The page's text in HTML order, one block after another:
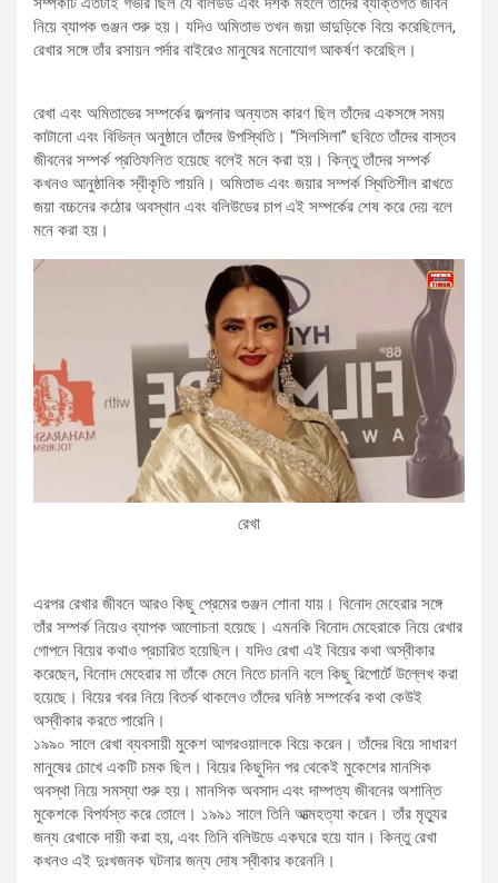
নিয়ে ব্যাপক গুঞ্জন শুরু হয়। যদিও অমিতাভ তখন জয়া ভাদুড়িকে বিয়ে করেছিলেন,
রেখার সঙ্গে তাঁর রসায়ন পর্দার বাইরেও মানুষের মনোযোগ আকর্ষণ করেছিল।
রেখা এবং অমিতাভের সম্পর্কের জল্পনার অন্যতম কারণ ছিল তাঁদের একসঙ্গে সময়
কাটানো এবং বিভিন্ন অনুষ্ঠানে তাঁদের উপস্থিতি। “সিলসিলা” ছবিতে তাঁদের বাস্তব
জীবনের সম্পর্ক প্রতিফলিত হয়েছে বলেই মনে করা হয়। কিন্তু তাঁদের সম্পর্ক
কখনও আনুষ্ঠানিক স্বীকৃতি পায়নি। অমিতাভ এবং জয়ার সম্পর্ক স্থিতিশীল রাখতে
জয়া বচ্চনের কঠোর অবস্থান এবং বলিউডের চাপ এই সম্পর্কের শেষ করে দেয় বলে
মনে করা হয়।
রেখা
এরপর রেখার জীবনে আরও কিছু প্রেমের গুঞ্জন শোনা যায়। বিনোদ মেহেরার সঙ্গে
তাঁর সম্পর্ক নিয়েও ব্যাপক আলোচনা হয়েছে। এমনকি বিনোদ মেহেরাকে নিয়ে রেখার
গোপনে বিয়ের কথাও প্রচারিত হয়েছিল। যদিও রেখা এই বিয়ের কথা অস্বীকার
করেছেন, বিনোদ মেহেরার মা তাঁকে মেনে নিতে চাননি বলে কিছু রিপোর্টে উল্লেখ করা
হয়েছে। বিয়ের খবর নিয়ে বিতর্ক থাকলেও তাঁদের ঘনিষ্ঠ সম্পর্কের কথা কেউই
অস্বীকার করতে পারেনি।
১৯৯০ সালে রেখা ব্যবসায়ী মুকেশ আগরওয়ালকে বিয়ে করেন। তাঁদের বিয়ে সাধারণ
মানুষের চোখে একটি চমক ছিল। বিয়ের কিছুদিন পর থেকেই মুকেশের মানসিক
অবস্থা নিয়ে সমস্যা শুরু হয়। মানসিক অবসাদ এবং দাম্পত্য জীবনের অশান্তি
মুকেশকে বিপর্যস্ত করে তোলে। ১৯৯১ সালে তিনি আত্মহত্যা করেন। তাঁর মৃত্যুর
জন্য রেখাকে দায়ী করা হয়, এবং তিনি বলিউডে একঘরে হয়ে যান। কিন্তু রেখা
কখনও এই দুঃখজনক ঘটনার জন্য দোষ স্বীকার করেননি।